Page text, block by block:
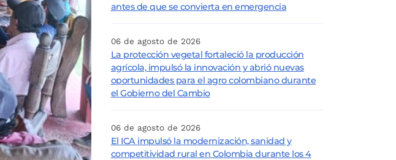
antes de que se convierta en emergencia
06 de agosto de 2026
La protección vegetal fortaleció la producción
agrícola, impulsó la innovación y abrió nuevas
oportunidades para el agro colombiano durante
el Gobierno del Cambio
06 de agosto de 2026
El ICA impulsó la modernización, sanidad y
competitividad rural en Colombia durante los 4